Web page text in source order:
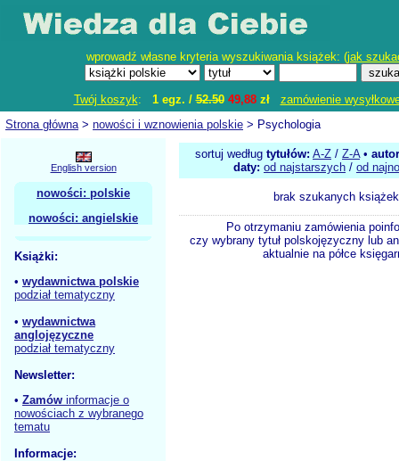
wprowadź własne kryteria wyszukiwania książek: (jak
Twój koszyk: 1 egz. /52.50 49,88zł
zamówienie
Strona główna> nowości i wznowienia polskie > Psychologia
English version
nowości: polskie
nowości: angielskie
Książki:
• wydawnictwa polskie
podział tematyczny
• wydawnictwa
anglojęzyczne
podział tematyczny
Newsletter:
• Zamów informacje o
nowościach z wybranego
tematu
Informacje:
sortuj według tytułów: A-Z / Z-A•
daty: od najstarszych / od
brak szukanych książek
Po otrzymaniu zamówienia
czy wybrany tytuł polskojęzyczny lub
aktualnie na półce